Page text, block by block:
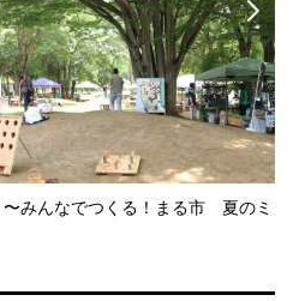
みんなでつくる！まる市 夏のミ
